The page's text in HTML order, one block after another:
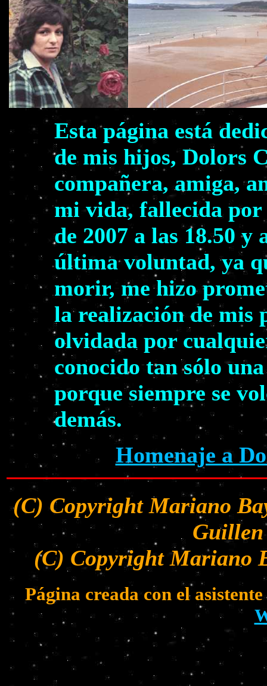
Esta página está
de mis hijos, Dolors
compañera, amiga,
mi vida, fallecida por
de 2007 a las 18.50
última voluntad, ya
morir, me hizo
la realización de mis
olvidada por
conocido tan sólo
porque siempre se
demás.
Homenaje a
(C) Copyright Mariano
Guillen
(C) Copyright Mariano
Página creada con el